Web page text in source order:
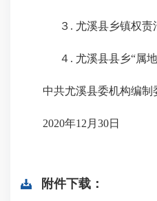
３. 尤溪县乡镇权责清
４. 尤溪县县乡“属地
中共尤溪县委机构编制
2020年12月30日
附件下载：